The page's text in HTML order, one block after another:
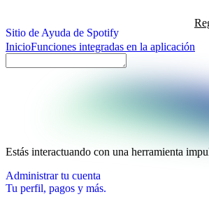
Sitio de Ayuda de Spotify
InicioFunciones integradas en la aplicación
Estás interactuando con una herramienta
Administrar tu cuenta
Tu perfil, pagos y más.